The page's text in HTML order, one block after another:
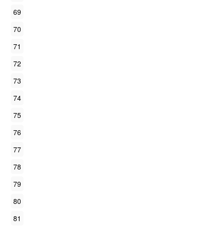
69
70
71
72
73
74
75
76
77
78
79
80
81